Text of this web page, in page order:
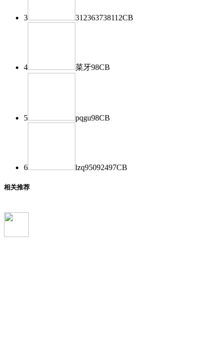
3 312363738112CB
4 菜牙98CB
5 pqgu98CB
6 lzq95092497CB
相关推荐